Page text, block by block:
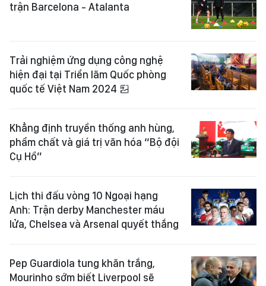
trận Barcelona - Atalanta
Trải nghiệm ứng dụng công nghệ
hiện đại tại Triển lãm Quốc phòng
quốc tế Việt Nam 2024
Khẳng định truyền thống anh hùng,
phẩm chất và giá trị văn hóa “Bộ đội
Cụ Hồ”
Lịch thi đấu vòng 10 Ngoại hạng
Anh: Trận derby Manchester máu
lửa, Chelsea và Arsenal quyết thắng
Pep Guardiola tung khăn trắng,
Mourinho sớm biết Liverpool sẽ